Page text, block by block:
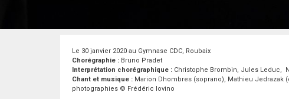
Le 30 janvier 2020 au Gymnase CDC, Roubaix
Chorégraphie : Bruno Pradet
Interprétation chorégraphique : Christophe Brombin, Jules Leduc,
Chant et musique : Marion Dhombres (soprano), Mathieu Jedrazak
photographies © Frédéric Iovino